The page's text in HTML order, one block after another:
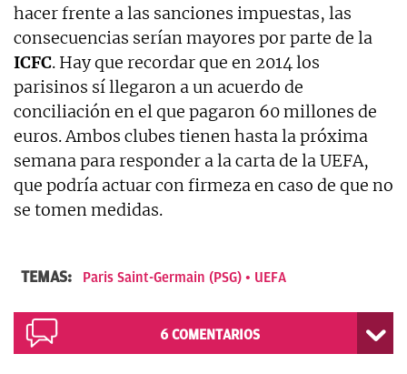
hacer frente a las sanciones impuestas, las
consecuencias serían mayores por parte de la
ICFC. Hay que recordar que en 2014 los
parisinos sí llegaron a un acuerdo de
conciliación en el que pagaron 60 millones de
euros. Ambos clubes tienen hasta la próxima
semana para responder a la carta de la UEFA,
que podría actuar con firmeza en caso de que no
se tomen medidas.
TEMAS: Paris Saint-Germain (PSG) UEFA
6 COMENTARIOS